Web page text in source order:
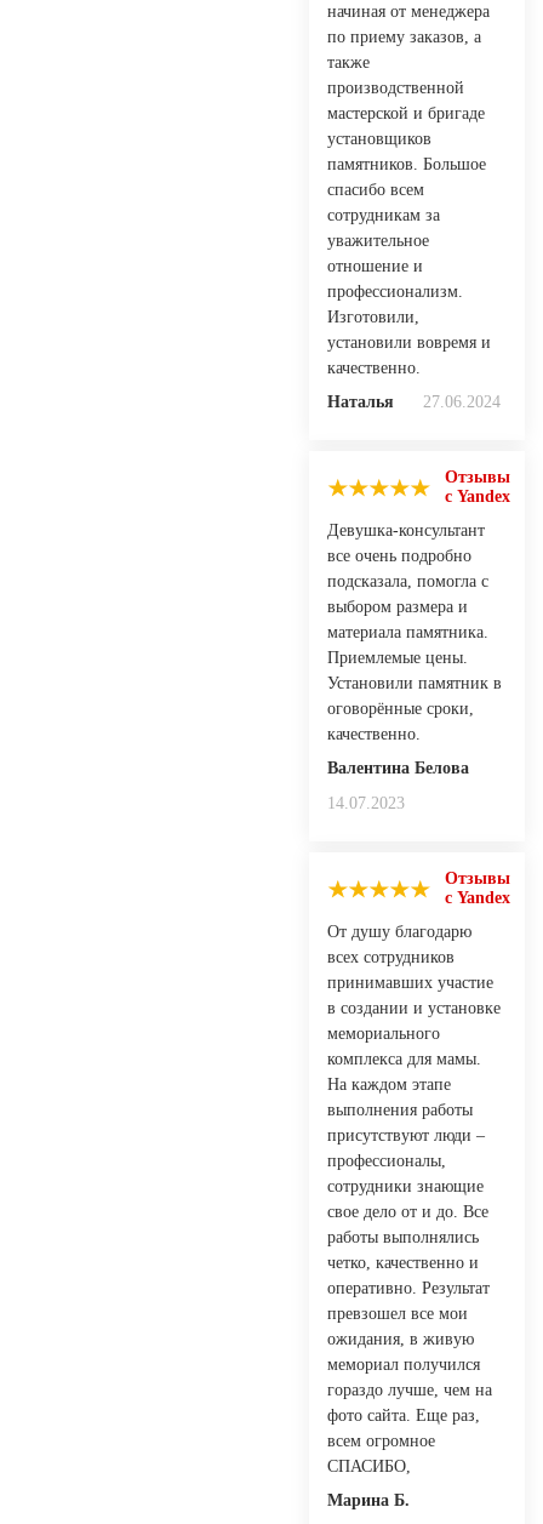
начиная от менеджера
по приему заказов, а
также
производственной
мастерской и бригаде
установщиков
памятников. Большое
спасибо всем
сотрудникам за
уважительное
отношение и
профессионализм.
Изготовили,
установили вовремя и
качественно.
Наталья
27.06.2024
Отзывы
с Yandex
Девушка-консультант
все очень подробно
подсказала, помогла с
выбором размера и
материала памятника.
Приемлемые цены.
Установили памятник в
оговорённые сроки,
качественно.
Валентина Белова
14.07.2023
Отзывы
с Yandex
От душу благодарю
всех сотрудников
принимавших участие
в создании и установке
мемориального
комплекса для мамы.
На каждом этапе
выполнения работы
присутствуют люди –
профессионалы,
сотрудники знающие
свое дело от и до. Все
работы выполнялись
четко, качественно и
оперативно. Результат
превзошел все мои
ожидания, в живую
мемориал получился
гораздо лучше, чем на
фото сайта. Еще раз,
всем огромное
СПАСИБО,
Марина Б.